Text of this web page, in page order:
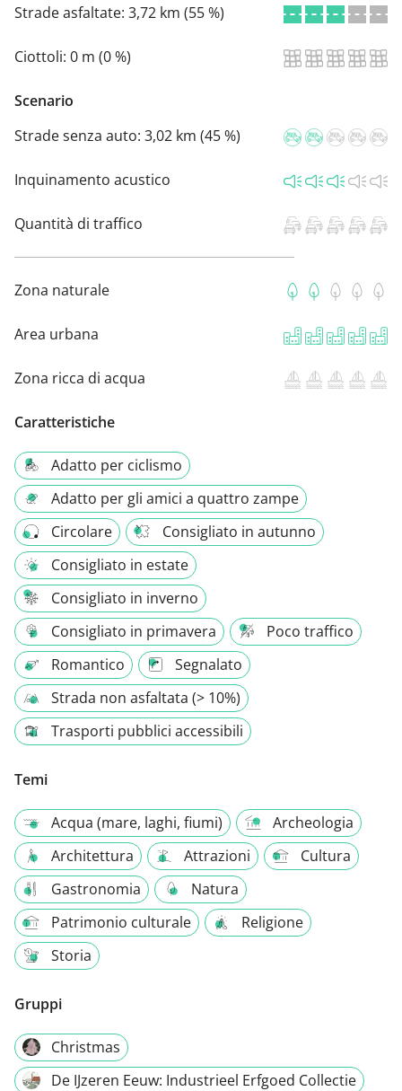
Strade asfaltate: 3,72 km (55 %)
Ciottoli: 0 m (0 %)
Scenario
Strade senza auto: 3,02 km (45 %)
Inquinamento acustico
Quantità di traffico
Zona naturale
Area urbana
Zona ricca di acqua
Caratteristiche
Adatto per ciclismo
Adatto per gli amici a quattro zampe
Circolare
Consigliato in autunno
Consigliato in estate
Consigliato in inverno
Consigliato in primavera
Poco traffico
Romantico
Segnalato
Strada non asfaltata (> 10%)
Trasporti pubblici accessibili
Temi
Acqua (mare, laghi, fiumi)
Archeologia
Architettura
Attrazioni
Cultura
Gastronomia
Natura
Patrimonio culturale
Religione
Storia
Gruppi
Christmas
De IJzeren Eeuw: Industrieel Erfgoed Collectie